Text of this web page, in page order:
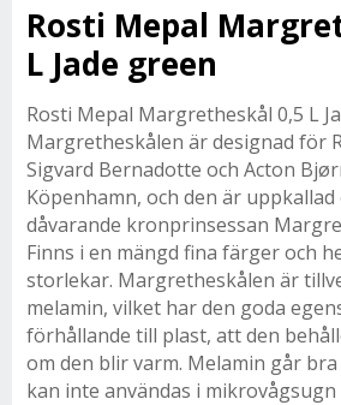
Rosti Mepal
L Jade green
Rosti Mepal Margretheskål 0,5 L
Margretheskålen är designad för
Sigvard Bernadotte och Acton
Köpenhamn, och den är
dåvarande kronprinsessan
Finns i en mängd fina färger och
storlekar. Margretheskålen är
melamin, vilket har den goda
förhållande till plast, att den
om den blir varm. Melamin går
kan inte användas i mikrovågsugn